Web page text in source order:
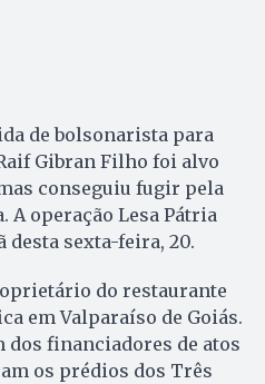
de bolsonarista para
Gibran Filho foi alvo
conseguiu fugir pela
A operação Lesa Pátria
desta sexta-feira, 20.
do restaurante
em Valparaíso de Goiás.
dos financiadores de atos
os prédios dos Três